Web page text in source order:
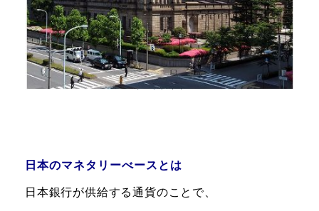
日本のマネタリーべースとは
日本銀行が供給する通貨のことで、